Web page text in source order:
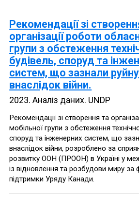
Рекомендації зі
організації роботи
групи з обстеження
будівель, споруд та
систем, що зазнали
внаслідок війни.
2023. Аналіз даних. UNDP
Рекомендації зі створення та
мобільної групи з обстеження
споруд та інженерних систем, що
внаслідок війни, розроблено за
розвитку ООН (ПРООН) в Україні у
із відновлення та розбудови миру за
підтримки Уряду Канади.